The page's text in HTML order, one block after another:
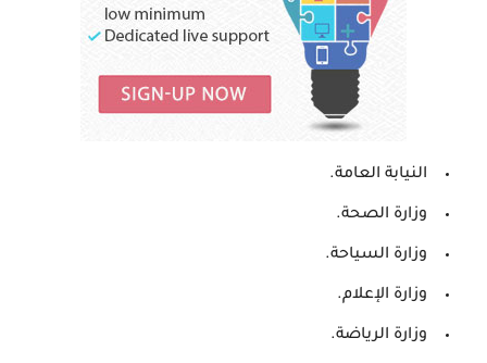
النيابة العامة.
وزارة الصحة.
وزارة السياحة.
وزارة الإعلام.
وزارة الرياضة.